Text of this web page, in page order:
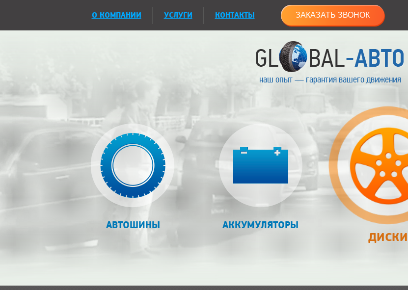
О КОМПАНИИ УСЛУГИ КОНТАКТЫ ЗАКАЗАТЬ ЗВОНОК
наш опыт — гарантия вашего движения
АВТОШИНЫ АККУМУЛЯТОРЫ
ДИСКИ